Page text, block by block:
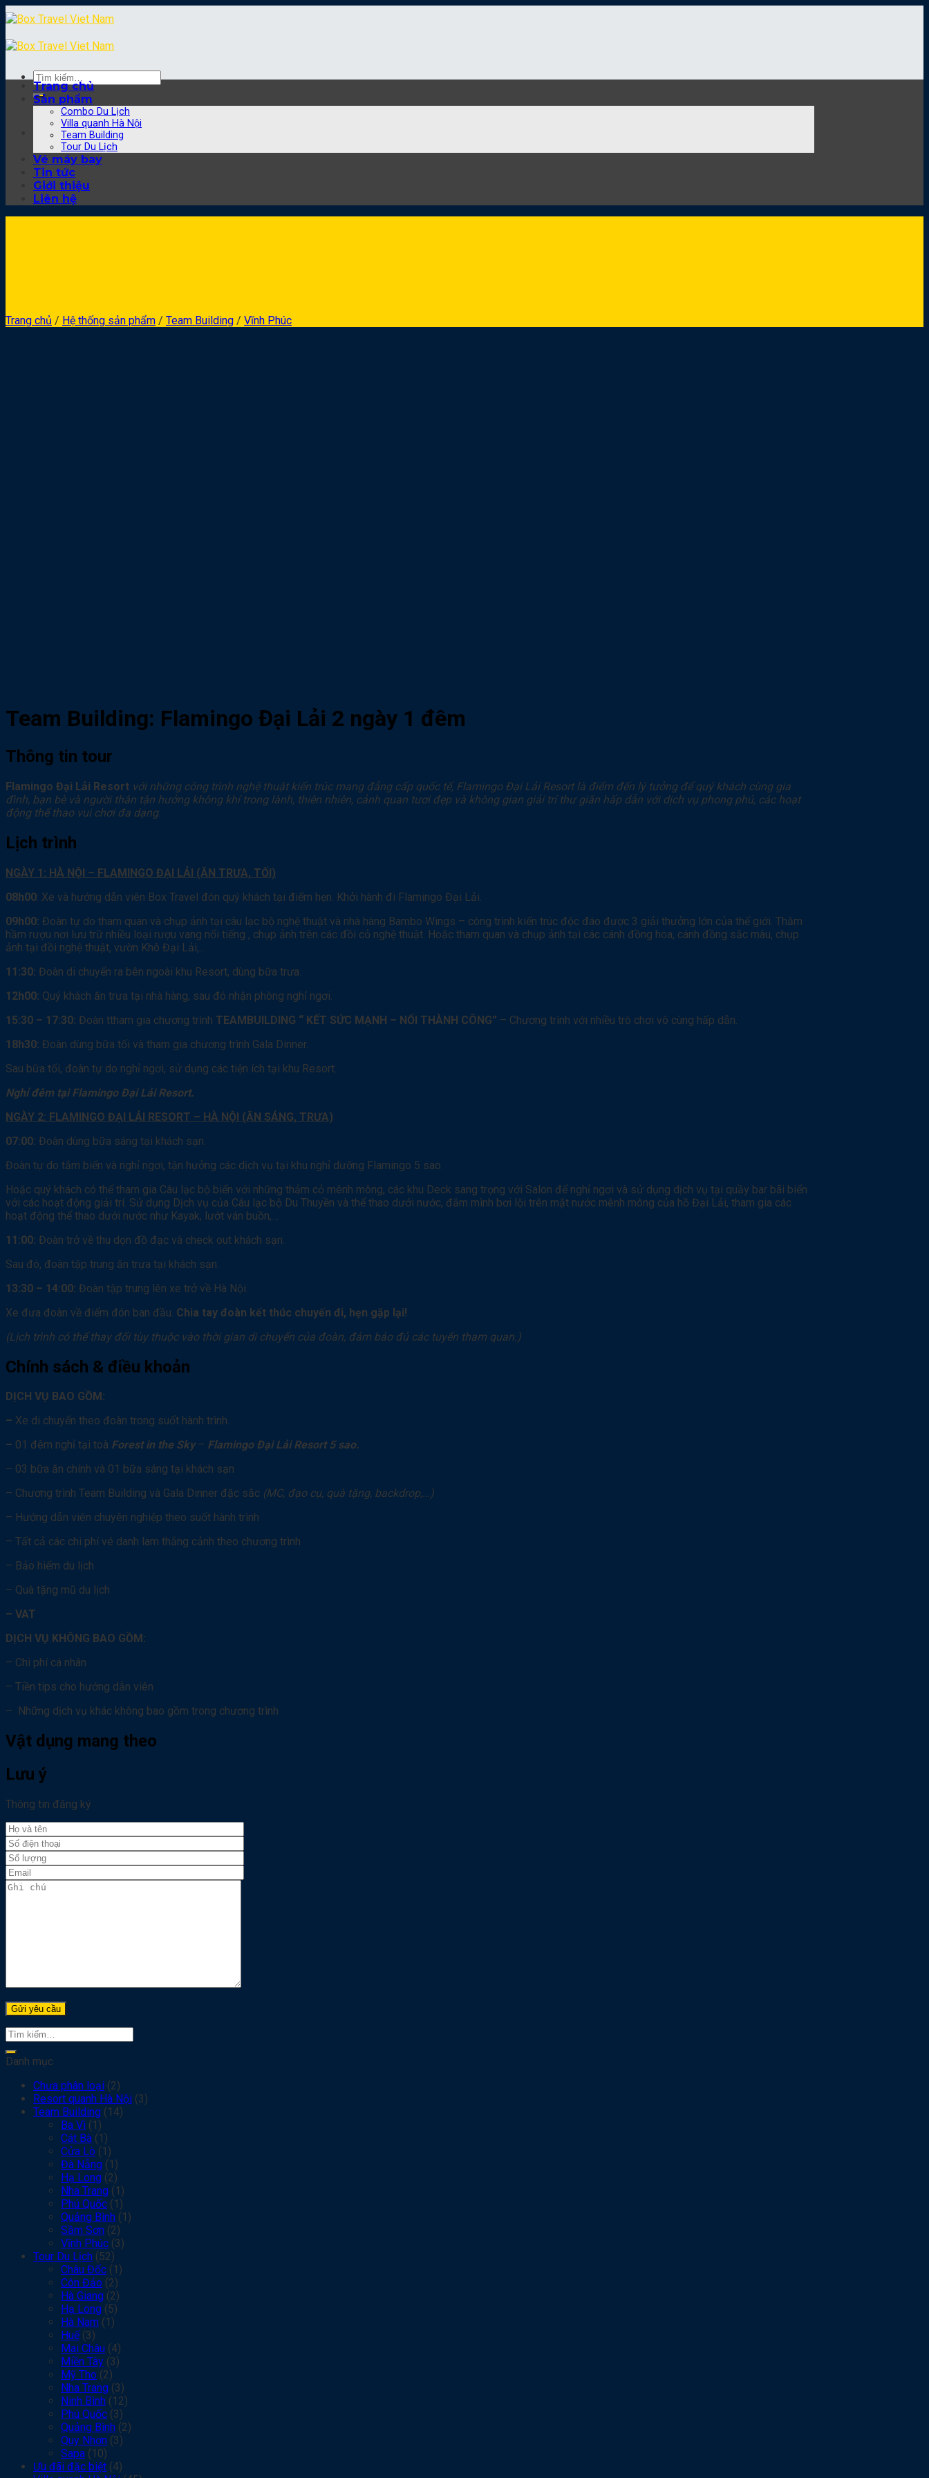
Skip
to
content
Tìm
kiếm:
Trang chủ
Sản phẩm
Combo Du Lịch
Villa quanh Hà Nội
Team Building
Tour Du Lịch
Vé máy bay
Tin tức
Giới thiệu
Liên hệ
Trang chủ / Hệ thống sản phẩm / Team Building / Vĩnh Phúc
Team Building: Flamingo Đại Lải 2 ngày 1 đêm
Thông tin tour
Flamingo Đại Lải Resort với những công trình nghệ thuật kiến trúc mang đẳng cấp quốc tế, Flamingo Đại Lải Resort là điểm đến lý tưởng để quý khách cùng gia
đình, bạn bè và người thân tận hưởng không khí trong lành, thiên nhiên, cảnh quan tươi đẹp và không gian giải trí thư giãn hấp dẫn với dịch vụ phong phú, các hoạt
động thể thao vui chơi đa dạng.
Lịch trình
NGÀY 1: HÀ NỘI – FLAMINGO ĐẠI LẢI (ĂN TRƯA, TỐI)
08h00: Xe và hướng dẫn viên Box Travel đón quý khách tại điểm hẹn. Khởi hành đi Flamingo Đại Lải.
09h00: Đoàn tự do tham quan và chụp ảnh tại câu lạc bộ nghệ thuật và nhà hàng Bambo Wings – công trình kiến trúc độc đáo được 3 giải thưởng lớn của thế giới. Thăm
hầm rượu nơi lưu trữ nhiều loại rượu vang nổi tiếng , chụp ảnh trên các đồi cỏ nghệ thuật. Hoặc tham quan và chụp ảnh tại các cánh đồng hoa, cánh đồng sắc màu, chụp
ảnh tại đồi nghệ thuật, vườn Khô Đại Lải,…
11:30: Đoàn di chuyển ra bên ngoài khu Resort, dùng bữa trưa.
12h00: Quý khách ăn trưa tại nhà hàng, sau đó nhận phòng nghỉ ngơi.
15:30 – 17:30: Đoàn ttham gia chương trình TEAMBUILDING “ KẾT SỨC MẠNH – NỐI THÀNH CÔNG” – Chương trình với nhiều trò chơi vô cùng hấp dẫn.
18h30: Đoàn dùng bữa tối và tham gia chương trình Gala Dinner.
Sau bữa tối, đoàn tự do nghỉ ngơi, sử dụng các tiện ích tại khu Resort.
Nghỉ đêm tại Flamingo Đại Lải Resort.
NGÀY 2: FLAMINGO ĐẠI LẢI RESORT – HÀ NỘI (ĂN SÁNG, TRƯA)
07:00: Đoàn dùng bữa sáng tại khách sạn.
Đoàn tự do tắm biển và nghỉ ngơi, tận hưởng các dịch vụ tại khu nghỉ dưỡng Flamingo 5 sao.
Hoặc quý khách có thể tham gia Câu lạc bộ biển với những thảm cỏ mênh mông, các khu Deck sang trọng với Salon để nghỉ ngơi và sử dụng dịch vụ tại quầy bar bãi biển
với các hoạt động giải trí. Sử dụng Dịch vụ của Câu lạc bộ Du Thuyền và thể thao dưới nước, đắm mình bơi lội trên mặt nước mênh mông của hồ Đại Lải, tham gia các
hoạt động thể thao dưới nước như Kayak, lướt ván buồn,…
11:00: Đoàn trở về thu dọn đồ đạc và check out khách sạn.
Sau đó, đoàn tập trung ăn trưa tại khách sạn.
13:30 – 14:00: Đoàn tập trung lên xe trở về Hà Nội.
Xe đưa đoàn về điểm đón ban đầu. Chia tay đoàn kết thúc chuyến đi, hẹn gặp lại!
(Lịch trình có thể thay đổi tùy thuộc vào thời gian di chuyển của đoàn, đảm bảo đủ các tuyến tham quan.)
Chính sách & điều khoản
DỊCH VỤ BAO GỒM:
– Xe di chuyển theo đoàn trong suốt hành trình.
– 01 đêm nghỉ tại toà Forest in the Sky – Flamingo Đại Lải Resort 5 sao.
– 03 bữa ăn chính và 01 bữa sáng tại khách sạn
– Chương trình Team Building và Gala Dinner đặc sắc (MC, đạo cụ, quà tặng, backdrop,…)
– Hướng dẫn viên chuyên nghiệp theo suốt hành trình
– Tất cả các chi phí vé danh lam thắng cảnh theo chương trình
– Bảo hiểm du lịch
– Quà tặng mũ du lịch
– VAT
DỊCH VỤ KHÔNG BAO GỒM:
– Chi phí cá nhân
– Tiền tips cho hướng dẫn viên
– Những dịch vụ khác không bao gồm trong chương trình
Vật dụng mang theo
Lưu ý
Thông tin đăng ký
Tìm
kiếm:
Danh mục
Chưa phân loại (2)
Resort quanh Hà Nội (3)
Team Building (14)
Ba Vì (1)
Cát Bà (1)
Cửa Lò (1)
Đà Nẵng (1)
Hạ Long (2)
Nha Trang (1)
Phú Quốc (1)
Quảng Bình (1)
Sầm Sơn (2)
Vĩnh Phúc (3)
Tour Du Lịch (52)
Châu Đốc (1)
Côn Đảo (2)
Hà Giang (2)
Hạ Long (5)
Hà Nam (1)
Huế (3)
Mai Châu (4)
Miền Tây (3)
Mỹ Tho (2)
Nha Trang (3)
Ninh Bình (12)
Phú Quốc (3)
Quảng Bình (2)
Quy Nhơn (3)
Sapa (10)
Ưu đãi đặc biệt (4)